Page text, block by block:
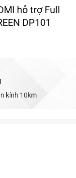
hỗ trợ Full
DP101
kính 10km